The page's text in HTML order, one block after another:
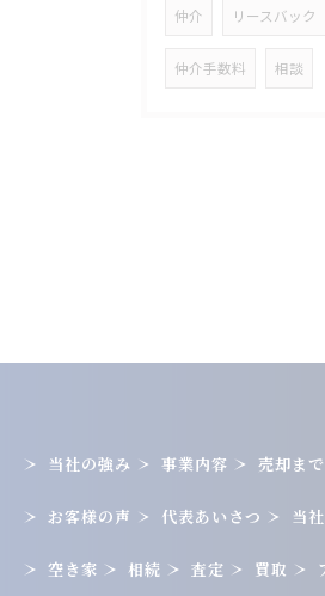
仲介 リースバック
仲介手数料 相談
当社の強み 事業内容 売却ま
お客様の声 代表あいさつ 当
空き家 相続 査定 買取